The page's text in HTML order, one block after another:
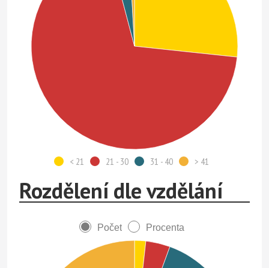
< 21 21 - 30 31 - 40 > 41
Rozdělení dle vzdělání
Počet Procenta